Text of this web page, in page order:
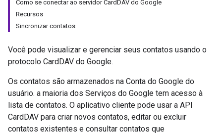
Como se conectar ao servidor CardDAV do Google
Recursos
Sincronizar contatos
Você pode visualizar e gerenciar seus contatos usando o
protocolo CardDAV do Google.
Os contatos são armazenados na Conta do Google do
usuário. a maioria dos Serviços do Google tem acesso à
lista de contatos. O aplicativo cliente pode usar a API
CardDAV para criar novos contatos, editar ou excluir
contatos existentes e consultar contatos que